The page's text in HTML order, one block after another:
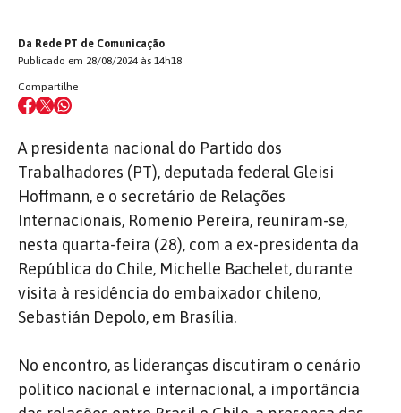
Da Rede PT de Comunicação
Publicado em 28/08/2024 às 14h18
Compartilhe
A presidenta nacional do Partido dos
Trabalhadores (PT), deputada federal Gleisi
Hoffmann, e o secretário de Relações
Internacionais, Romenio Pereira, reuniram-se,
nesta quarta-feira (28), com a ex-presidenta da
República do Chile, Michelle Bachelet, durante
visita à residência do embaixador chileno,
Sebastián Depolo, em Brasília.
No encontro, as lideranças discutiram o cenário
político nacional e internacional, a importância